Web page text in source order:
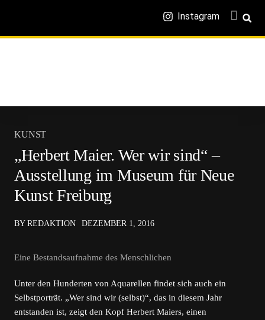
Instagram
KUNST
„Herbert Maier. Wer wir sind“ –
Ausstellung im Museum für Neue
Kunst Freiburg
BY REDAKTION DEZEMBER 1, 2016
Eine Bestandsaufnahme des Menschlichen
Unter den Hunderten von Aquarellen findet sich auch ein
Selbstporträt. „Wer sind wir (selbst)“, das in diesem Jahr
entstanden ist, zeigt den Kopf Herbert Maiers, einen